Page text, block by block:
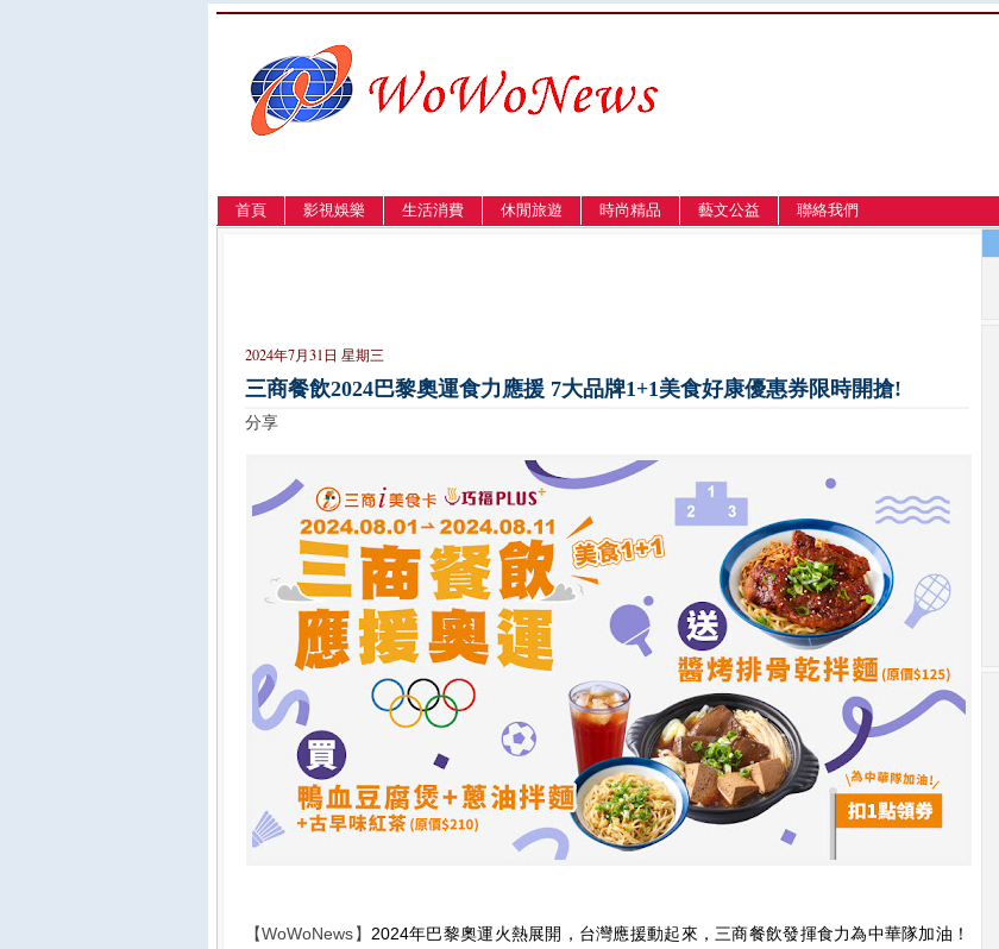
首頁 影視娛樂 生活消費 休閒旅遊 時尚精品 藝文公益 聯絡我們
2024年7月31日 星期三
三商餐飲2024巴黎奧運食力應援 7大品牌1+1美食好康優惠券限時開搶!
分享
【WoWoNews】 2024年巴黎奧運火熱展開，台灣應援動起來，三商餐飲發揮食力為中華隊加油！